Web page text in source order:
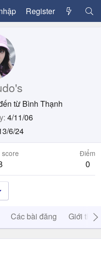
Register
từ Bình Thạnh
4/11/06
6/24
score Điểm
0
Các bài đăng Giới thiệu